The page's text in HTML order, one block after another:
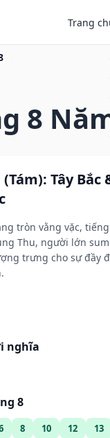
Trang
8
Tây Bắc
tròn vằng vặc,
Thu, người lớn
trưng cho sự đầy
nghĩa
8
8 10 12 13